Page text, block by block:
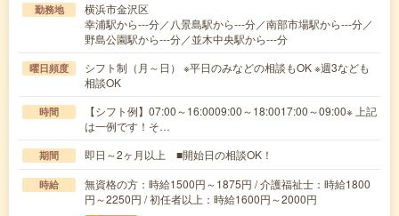
勤務地
横浜市金沢区
幸浦駅から---分／八景島駅から---分／南部市場駅から---分／
野島公園駅から---分／並木中央駅から---分
曜日頻度
シフト制（月～日） ※平日のみなどの相談もOK ※週3なども
相談OK
時間
【シフト例】07:00～16:0009:00～18:0017:00～09:00※ 上記
は一例です！そ…
期間 即日～2ヶ月以上 ■開始日の相談OK！
時給
無資格の方：時給1500円～1875円 / 介護福祉士：時給1800
円～2250円 / 初任者以上：時給1600円～2000円